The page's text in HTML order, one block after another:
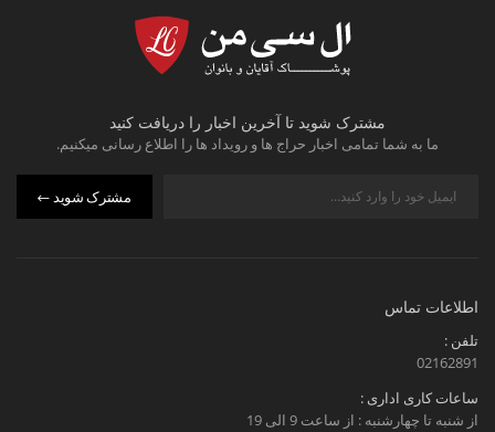
مشترک شوید تا آخرین اخبار را دریافت کنید
ما به شما تمامی اخبار حراج ها و رویداد ها را اطلاع رسانی میکنیم.
مشترک شوید
اطلاعات تماس
تلفن :
02162891
ساعات کاری اداری :
از شنبه تا چهارشنبه : از ساعت 9 الی 19